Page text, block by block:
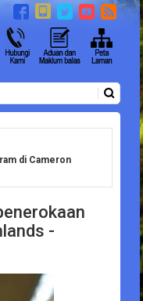
di Cameron
-